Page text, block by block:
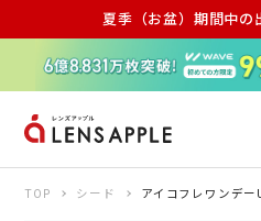
夏季（お盆）期間中の
アキュビュー
TOP シード アイコフレワンデ